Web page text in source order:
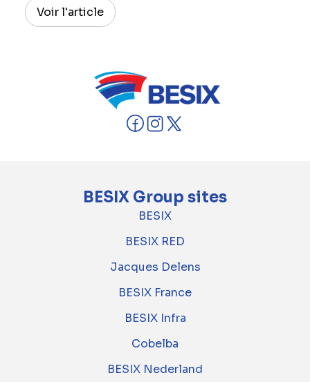
Voir l'article
BESIX Group sites
BESIX
BESIX RED
Jacques Delens
BESIX France
BESIX Infra
Cobelba
BESIX Nederland